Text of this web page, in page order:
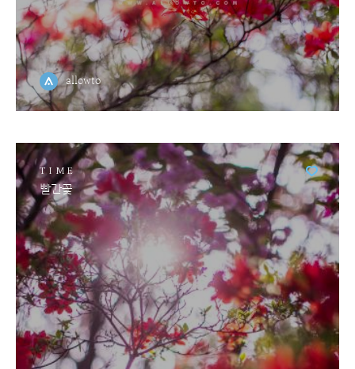
allowto
TIME
빨간꽃